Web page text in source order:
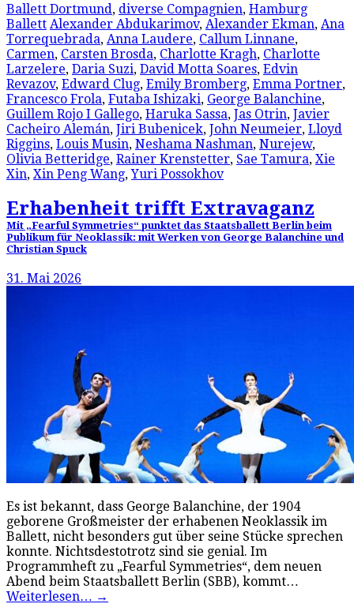
Ballett Dortmund, diverse Compagnien, Hamburg
Ballett Alexander Abdukarimov, Alexander Ekman, Ana
Torrequebrada, Anna Laudere, Callum Linnane,
Carmen, Carsten Brosda, Charlotte Kragh, Charlotte
Larzelere, Daria Suzi, David Motta Soares, Edvin
Revazov, Edward Clug, Emily Bromberg, Emma Portner,
Francesco Frola, Futaba Ishizaki, George Balanchine,
Guillem Rojo I Gallego, Haruka Sassa, Jas Otrin, Javier
Cacheiro Alemán, Jiri Bubenicek, John Neumeier, Lloyd
Riggins, Louis Musin, Neshama Nashman, Nurejew,
Olivia Betteridge, Rainer Krenstetter, Sae Tamura, Xie
Xin, Xin Peng Wang,Yuri Possokhov
Erhabenheit trifft Extravaganz
Mit „Fearful Symmetries“ punktet das Staatsballett Berlin beim
Publikum für Neoklassik: mit Werken von George Balanchine und
Christian Spuck
31. Mai 2026
Es ist bekannt, dass George Balanchine, der 1904
geborene Großmeister der erhabenen Neoklassik im
Ballett, nicht besonders gut über seine Stücke sprechen
konnte. Nichtsdestotrotz sind sie genial. Im
Programmheft zu „Fearful Symmetries“, dem neuen
Abend beim Staatsballett Berlin (SBB), kommt…
Weiterlesen… →